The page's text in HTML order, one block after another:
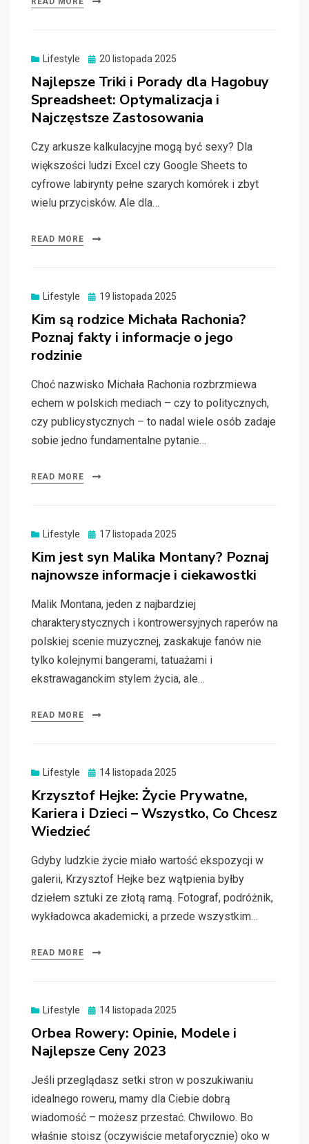
Lifestyle
Posted
20 listopada 2025
Najlepsze Triki i Porady dla Hagobuy
Spreadsheet: Optymalizacja i
Najczęstsze Zastosowania
Czy arkusze kalkulacyjne mogą być sexy? Dla
większości ludzi Excel czy Google Sheets to
cyfrowe labirynty pełne szarych komórek i zbyt
wielu przycisków. Ale dla…
READ MORE
Lifestyle
Posted
19 listopada 2025
Kim są rodzice Michała Rachonia?
Poznaj fakty i informacje o jego
rodzinie
Choć nazwisko Michała Rachonia rozbrzmiewa
echem w polskich mediach – czy to politycznych,
czy publicystycznych – to nadal wiele osób zadaje
sobie jedno fundamentalne pytanie…
READ MORE
Lifestyle
Posted
17 listopada 2025
Kim jest syn Malika Montany? Poznaj
najnowsze informacje i ciekawostki
Malik Montana, jeden z najbardziej
charakterystycznych i kontrowersyjnych raperów na
polskiej scenie muzycznej, zaskakuje fanów nie
tylko kolejnymi bangerami, tatuażami i
ekstrawaganckim stylem życia, ale…
READ MORE
Lifestyle
Posted
14 listopada 2025
Krzysztof Hejke: Życie Prywatne,
Kariera i Dzieci – Wszystko, Co Chcesz
Wiedzieć
Gdyby ludzkie życie miało wartość ekspozycji w
galerii, Krzysztof Hejke bez wątpienia byłby
dziełem sztuki ze złotą ramą. Fotograf, podróżnik,
wykładowca akademicki, a przede wszystkim…
READ MORE
Lifestyle
Posted
14 listopada 2025
Orbea Rowery: Opinie, Modele i
Najlepsze Ceny 2023
Jeśli przeglądasz setki stron w poszukiwaniu
idealnego roweru, mamy dla Ciebie dobrą
wiadomość – możesz przestać. Chwilowo. Bo
właśnie stoisz (oczywiście metaforycznie) oko w